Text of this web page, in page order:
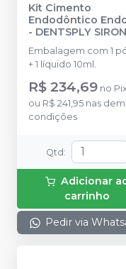
Kit Cimento
Endodôntico
- DENTSPLY
Embalagem com 1
+ 1 líquido 10ml.
R$ 234,69 no Pix
ou R$ 241,95 nas
condições
Qtd:
Adicionar
carrinho
Pedir via